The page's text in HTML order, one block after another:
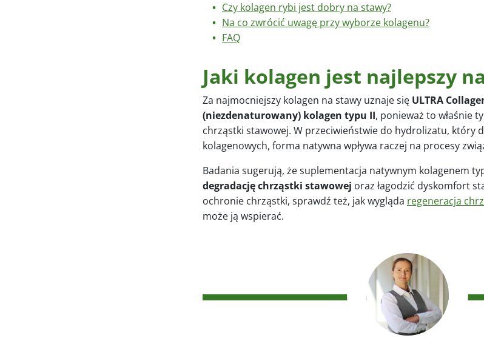
Czy kolagen rybi jest dobry na stawy?
Na co zwrócić uwagę przy wyborze kolagenu?
FAQ
Jaki kolagen jest najlepszy
Za najmocniejszy kolagen na stawy uznaje się ULTRA
(niezdenaturowany) kolagen typu II, ponieważ to właśnie
chrząstki stawowej. W przeciwieństwie do hydrolizatu, który
kolagenowych, forma natywna wpływa raczej na procesy
Badania sugerują, że suplementacja natywnym kolagenem
degradację chrząstki stawowej oraz łagodzić dyskomfort
ochronie chrząstki, sprawdź też, jak wygląda regeneracja
może ją wspierać.